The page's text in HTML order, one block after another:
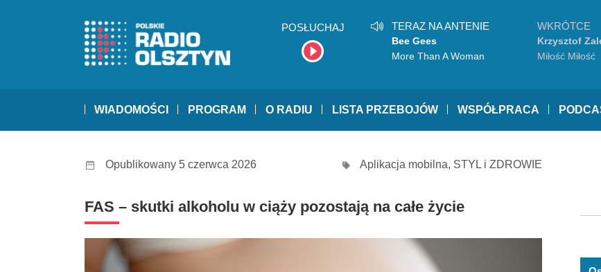
POSŁUCHAJ TERAZ NA ANTENIE
Bee Gees
More Than A Woman
WKRÓTCE
Krzysztof
Miłość Miłość
WIADOMOŚCI PROGRAM O RADIU LISTA PRZEBOJÓW WSPÓŁPRACA
Opublikowany 5 czerwca 2026 Aplikacja mobilna, STYL i ZDROWIE
FAS – skutki alkoholu w ciąży pozostają na całe życie